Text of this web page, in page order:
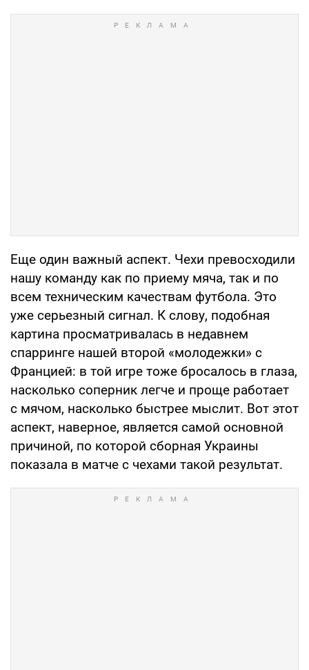
Еще один важный аспект. Чехи превосходили
нашу команду как по приему мяча, так и по
всем техническим качествам футбола. Это
уже серьезный сигнал. К слову, подобная
картина просматривалась в недавнем
спарринге нашей второй «молодежки» с
Францией: в той игре тоже бросалось в глаза,
насколько соперник легче и проще работает
с мячом, насколько быстрее мыслит. Вот этот
аспект, наверное, является самой основной
причиной, по которой сборная Украины
показала в матче с чехами такой результат.